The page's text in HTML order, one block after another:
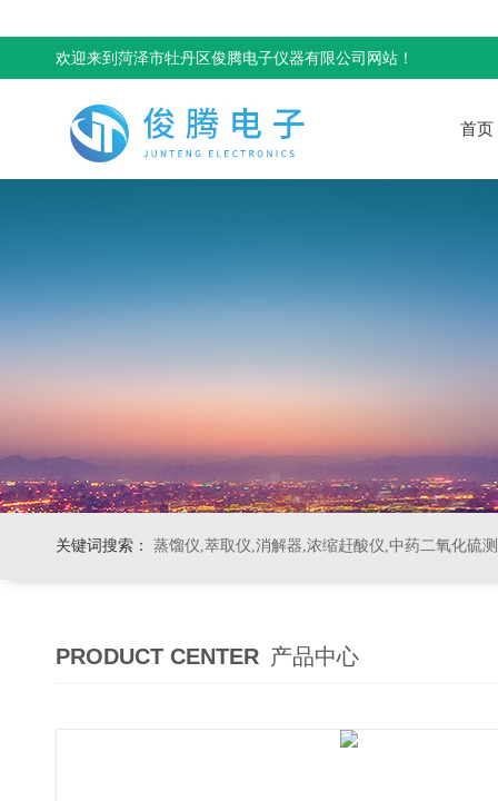
欢迎来到菏泽市牡丹区俊腾电子仪器有限公司网站！
首页
关键词搜索： 蒸馏仪,萃取仪,消解器,浓缩赶酸仪,中药二氧化硫
PRODUCT CENTER 产品中心